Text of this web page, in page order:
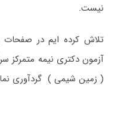
نیست.
تلاش کرده ایم در صفحات
آزمون دکتری نیمه
( زمین شیمی ) گردآوری